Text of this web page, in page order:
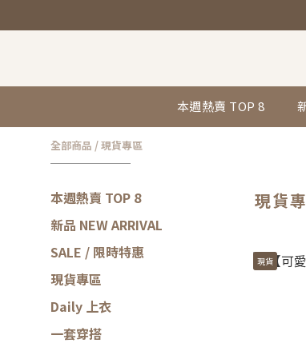
本週熱賣 TOP 8
全部商品 /現貨專區
本週熱賣 TOP 8
新品 NEW ARRIVAL
SALE / 限時特惠
現貨專區
Daily 上衣
一套穿搭
現貨
現貨